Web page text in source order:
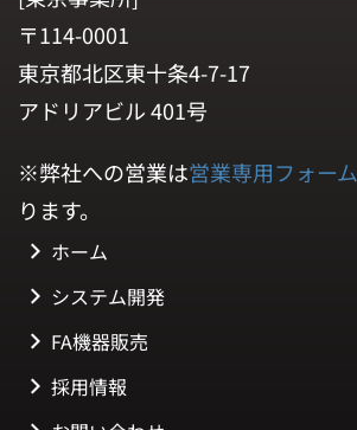
〒114-0001
東京都北区東十条4-7-17
アドリアビル 401号
※弊社への営業は営業専用フォーム
ります。
ホーム
システム開発
FA機器販売
採用情報